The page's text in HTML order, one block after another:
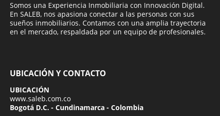
Somos una Experiencia Inmobiliaria con Innovación Digital.
En SALEB, nos apasiona conectar a las personas con sus
sueños inmobiliarios. Contamos con una amplia trayectoria
en el mercado, respaldada por un equipo de profesionales.
UBICACIÓN Y CONTACTO
UBICACIÓN
www.saleb.com.co
Bogotá D.C. - Cundinamarca - Colombia